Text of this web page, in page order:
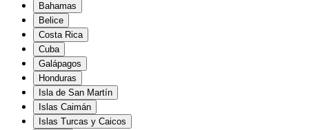
Bahamas
Belice
Costa Rica
Cuba
Galápagos
Honduras
Isla de San Martín
Islas Caimán
Islas Turcas y Caicos